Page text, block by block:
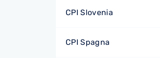
CPI Slovenia
CPI Spagna